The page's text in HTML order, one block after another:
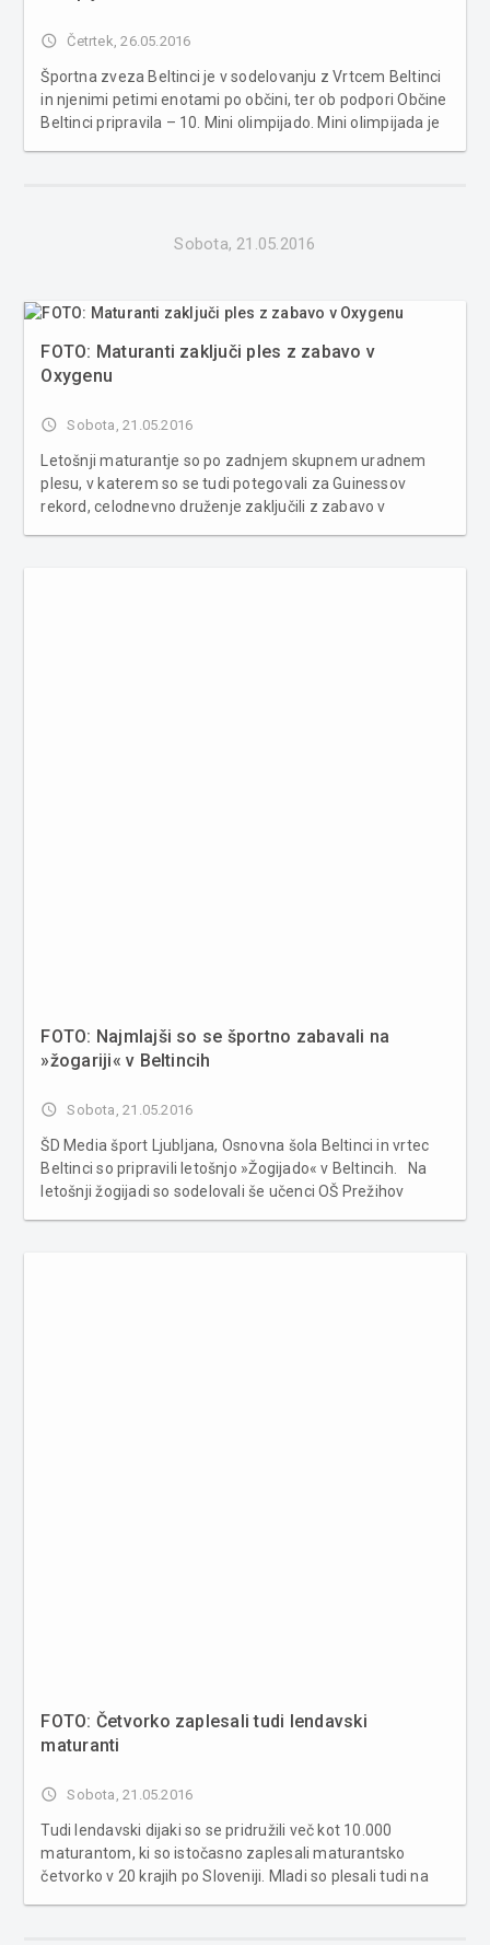
access_time Četrtek, 26.05.2016
Športna zveza Beltinci je v sodelovanju z Vrtcem Beltinci
in njenimi petimi enotami po občini, ter ob podpori Občine
Beltinci pripravila – 10. Mini olimpijado. Mini olimpijada je
Sobota, 21.05.2016
FOTO: Maturanti zaključi ples z zabavo v
Oxygenu
access_time Sobota, 21.05.2016
Letošnji maturantje so po zadnjem skupnem uradnem
plesu, v katerem so se tudi potegovali za Guinessov
rekord, celodnevno druženje zaključili z zabavo v
FOTO: Najmlajši so se športno zabavali na
»žogariji« v Beltincih
access_time Sobota, 21.05.2016
ŠD Media šport Ljubljana, Osnovna šola Beltinci in vrtec
Beltinci so pripravili letošnjo »Žogijado« v Beltincih. Na
letošnji žogijadi so sodelovali še učenci OŠ Prežihov
FOTO: Četvorko zaplesali tudi lendavski
maturanti
access_time Sobota, 21.05.2016
Tudi lendavski dijaki so se pridružili več kot 10.000
maturantom, ki so istočasno zaplesali maturantsko
četvorko v 20 krajih po Sloveniji. Mladi so plesali tudi na